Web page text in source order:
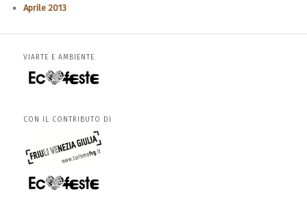
Aprile 2013
VIARTE E AMBIENTE
CON IL CONTRIBUTO DI